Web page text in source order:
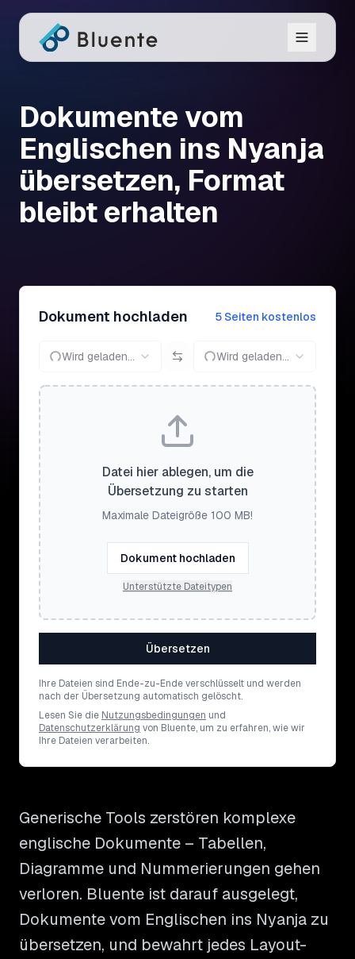
Dokumente vom
Englischen ins Nyanja
übersetzen, Format
bleibt erhalten
Dokument hochladen 5 Seiten kostenlos
Wird geladen... Wird geladen...
Datei hier ablegen, um die
Übersetzung zu starten
Maximale Dateigröße 100 MB!
Dokument hochladen
Unterstützte Dateitypen
Übersetzen
Ihre Dateien sind Ende-zu-Ende verschlüsselt und werden
nach der Übersetzung automatisch gelöscht.
Lesen Sie die Nutzungsbedingungen und
Datenschutzerklärung von Bluente, um zu erfahren, wie wir
Ihre Dateien verarbeiten.
Generische Tools zerstören komplexe
englische Dokumente – Tabellen,
Diagramme und Nummerierungen gehen
verloren. Bluente ist darauf ausgelegt,
Dokumente vom Englischen ins Nyanja zu
übersetzen, und bewahrt jedes Layout-